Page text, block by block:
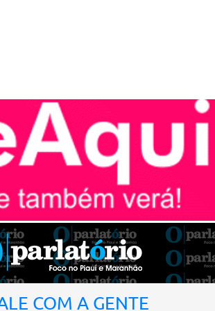
COM A GENTE